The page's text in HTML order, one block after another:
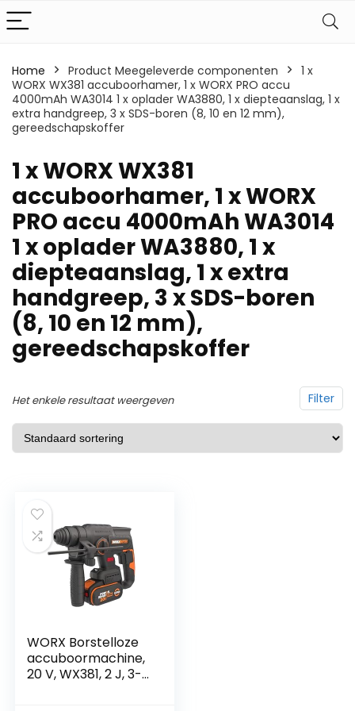
Home Product Meegeleverde componenten
‎1 x
WORX WX381 accuboorhamer, 1 x WORX PRO accu
4000mAh WA3014 1 x oplader WA3880, 1 x diepteaanslag, 1 x
extra handgreep, 3 x SDS-boren (8, 10 en 12 mm),
gereedschapskoffer
‎1 x WORX WX381
accuboorhamer, 1 x WORX
PRO accu 4000mAh WA3014
1 x oplader WA3880, 1 x
diepteaanslag, 1 x extra
handgreep, 3 x SDS-boren
(8, 10 en 12 mm),
gereedschapskoffer
Filter
Het enkele resultaat weergeven
WORX Borstelloze
accuboormachine,
20 V, WX381, 2 J, 3-